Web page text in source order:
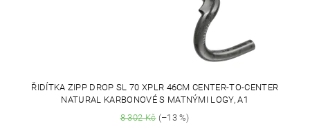
ŘIDÍTKA ZIPP DROP SL 70 XPLR 46CM CENTER-TO-CENTER
NATURAL KARBONOVÉ S MATNÝMI LOGY, A1
8 302 Kč(–13 %)